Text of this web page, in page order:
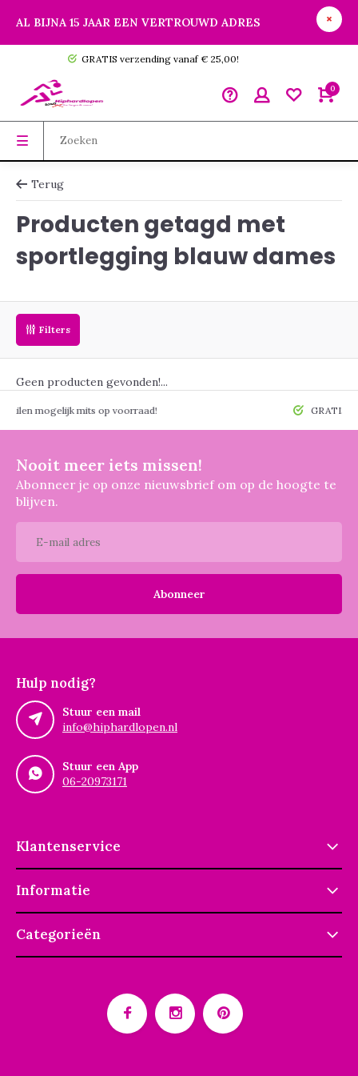
AL BIJNA 15 JAAR EEN VERTROUWD ADRES
GRATIS verzending vanaf € 25,00!
0
Terug
Producten getagd met
sportlegging blauw dames
Filters
Geen producten gevonden!...
mogelijk mits op voorraad! GRATIS
Nooit meer iets missen!
Abonneer je op onze nieuwsbrief om op de hoogte te
blijven.
Abonneer
Hulp nodig?
Stuur een mail
info@hiphardlopen.nl
Stuur een App
06-20973171
Klantenservice
Informatie
Categorieën